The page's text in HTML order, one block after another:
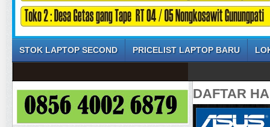
STOK LAPTOP SECOND PRICELIST LAPTOP BARU
DAFTAR